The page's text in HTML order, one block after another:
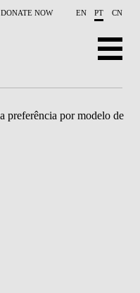
DONATE NOW EN PT CN